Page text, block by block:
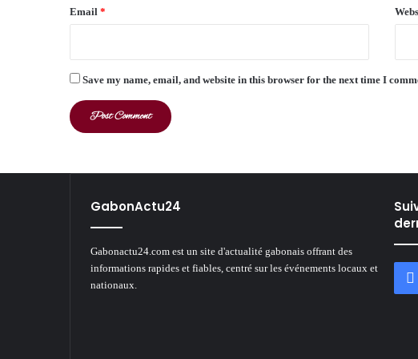
Email *
Save my name, email, and website in this browser for the next time I
GabonActu24
Gabonactu24.com est un site d'actualité gabonais offrant des
informations rapides et fiables, centré sur les événements locaux et
nationaux.